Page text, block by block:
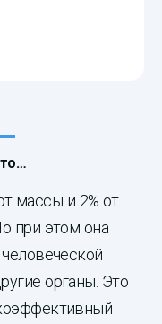
массы и 2% от
при этом она
органы. Это